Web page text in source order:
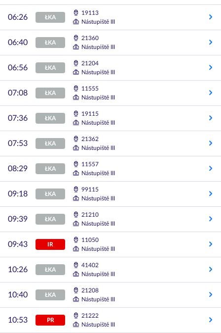
06:26 ŁKA
19113
Nástupiště III
06:40 ŁKA
21360
Nástupiště III
06:56 ŁKA
21204
Nástupiště III
07:08 ŁKA
11555
Nástupiště III
07:36 ŁKA
19115
Nástupiště III
07:53 ŁKA
21362
Nástupiště III
08:29 ŁKA
11557
Nástupiště III
09:18 ŁKA
99115
Nástupiště III
09:39 ŁKA
21210
Nástupiště III
09:43 IR
11050
Nástupiště III
10:26 ŁKA
41402
Nástupiště III
10:40 ŁKA
21208
Nástupiště III
10:53 PR
21222
Nástupiště III